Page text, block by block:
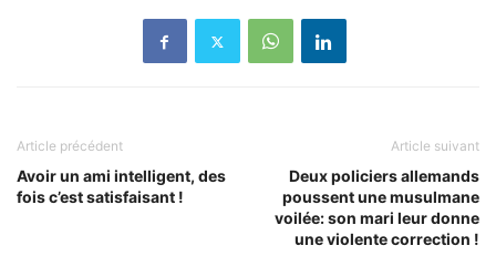
Article précédent
Avoir un ami intelligent, des
fois c’est satisfaisant !
Article suivant
Deux policiers allemands
poussent une musulmane
voilée: son mari leur donne
une violente correction !